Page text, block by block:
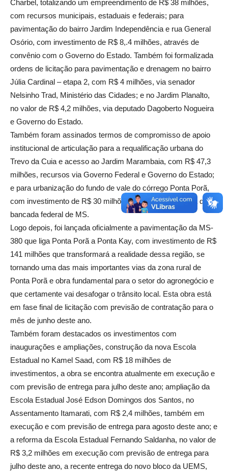
Charbel, totalizando um empreendimento de R$ 38 milhões,
com recursos municipais, estaduais e federais; para
pavimentação do bairro Jardim Independência e rua General
Osório, com investimento de R$ 8,.4 milhões, através de
convênio com o Governo do Estado. Também foi formalizada
ordens de licitação para pavimentação e drenagem no bairro
Júlia Cardinal – etapa 2, com R$ 4 milhões, via senador
Nelsinho Trad, Ministério das Cidades; e no Jardim Planalto,
no valor de R$ 4,2 milhões, via deputado Dagoberto Nogueira
e Governo do Estado.
Também foram assinados termos de compromisso de apoio
institucional de articulação para a requalificação urbana do
Trevo da Cuia e acesso ao Jardim Marambaia, com R$ 47,3
milhões, recursos via Governo Federal e Governo do Estado;
e para urbanização do fundo de vale do córrego Ponta Porã,
com investimento de R$ 30 milhões, através de emenda de
bancada federal de MS.
Logo depois, foi lançada oficialmente a pavimentação da MS-
380 que liga Ponta Porã a Ponta Kay, com investimento de R$
141 milhões que transformará a realidade dessa região, se
tornando uma das mais importantes vias da zona rural de
Ponta Porã e obra fundamental para o setor do agronegócio e
que certamente vai desafogar o trânsito local. Esta obra está
em fase final de licitação com previsão de contratação para o
mês de junho deste ano.
Também foram destacados os investimentos com
inaugurações e ampliações, construção da nova Escola
Estadual no Kamel Saad, com R$ 18 milhões de
investimentos, a obra se encontra atualmente em execução e
com previsão de entrega para julho deste ano; ampliação da
Escola Estadual José Edson Domingos dos Santos, no
Assentamento Itamarati, com R$ 2,4 milhões, também em
execução e com previsão de entrega para agosto deste ano; e
a reforma da Escola Estadual Fernando Saldanha, no valor de
R$ 3,2 milhões em execução com previsão de entrega para
julho deste ano, a recente entrega do novo bloco da UEMS,